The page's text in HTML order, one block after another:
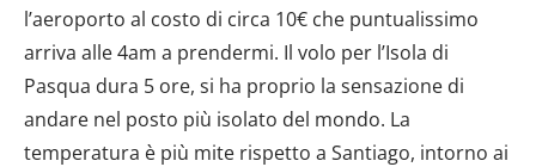
l’aeroporto al costo di circa 10€ che puntualissimo
arriva alle 4am a prendermi. Il volo per l’Isola di
Pasqua dura 5 ore, si ha proprio la sensazione di
andare nel posto più isolato del mondo. La
temperatura è più mite rispetto a Santiago, intorno ai